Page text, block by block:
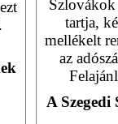
Szlovákok
tartja,
mellékelt
az
A Szegedi